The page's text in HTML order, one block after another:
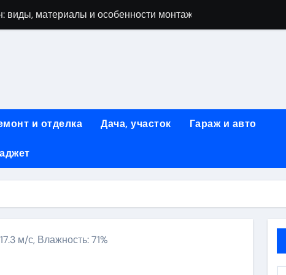
материалы и особенности монтажа
ногтевого сервиса: основные принципы и форматы
конструкции и этапы возведения
на рейсы в Киргизию
рекламных технологий для программной и мобильной
ассортимента и критериев выбора
квартир со вторым светом и террасой в готовых домах
и отделка Дача, участок Гараж и авто
м/с, Влажность: 71%